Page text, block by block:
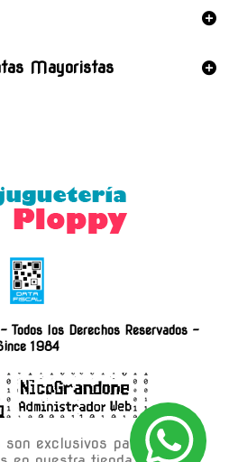
Mayoristas
los Derechos Reservados -
1984
exclusivos para compras